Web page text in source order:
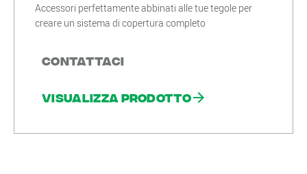
Accessori perfettamente abbinati alle tue tegole per
creare un sistema di copertura completo
Contattaci
Visualizza prodotto